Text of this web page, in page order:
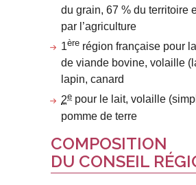
du grain, 67 % du territoire
par l’agriculture
1ère région française pour
de viande bovine, volaille
lapin, canard
2e pour le lait, volaille
pomme de terre
COMPOSITION
DU CONSEIL